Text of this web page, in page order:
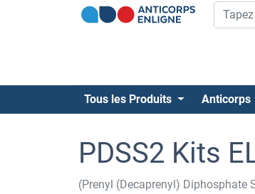
Tous les Produits Anticorps
PDSS2 Kits
(Prenyl (Decaprenyl) Diphosphate